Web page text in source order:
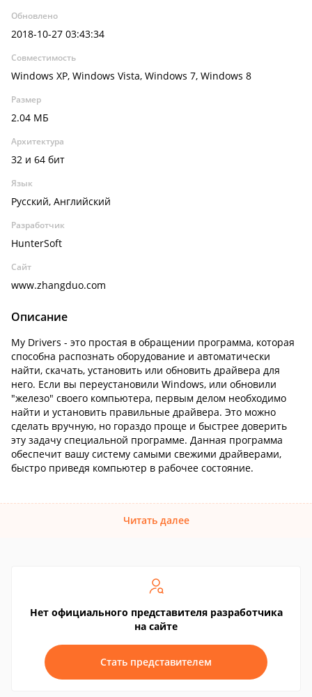
Обновлено
2018-10-27 03:43:34
Совместимость
Windows XP, Windows Vista, Windows 7, Windows 8
Размер
2.04 МБ
Архитектура
32 и 64 бит
Язык
Русский, Английский
Разработчик
HunterSoft
Сайт
www.zhangduo.com
Описание
My Drivers - это простая в обращении программа, которая
способна распознать оборудование и автоматически
найти, скачать, установить или обновить драйвера для
него. Если вы переустановили Windows, или обновили
"железо" своего компьютера, первым делом необходимо
найти и установить правильные драйвера. Это можно
сделать вручную, но гораздо проще и быстрее доверить
эту задачу специальной программе. Данная программа
обеспечит вашу систему самыми свежими драйверами,
быстро приведя компьютер в рабочее состояние.
Читать далее
Нет официального представителя разработчика
на сайте
Стать представителем